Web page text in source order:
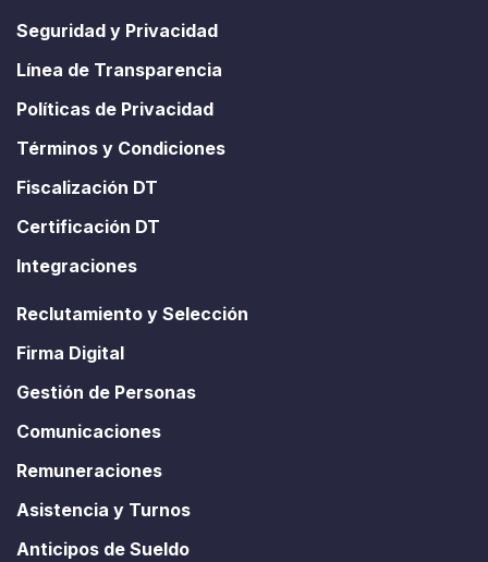
Seguridad y Privacidad
Línea de Transparencia
Políticas de Privacidad
Términos y Condiciones
Fiscalización DT
Certificación DT
Integraciones
Reclutamiento y Selección
Firma Digital
Gestión de Personas
Comunicaciones
Remuneraciones
Asistencia y Turnos
Anticipos de Sueldo